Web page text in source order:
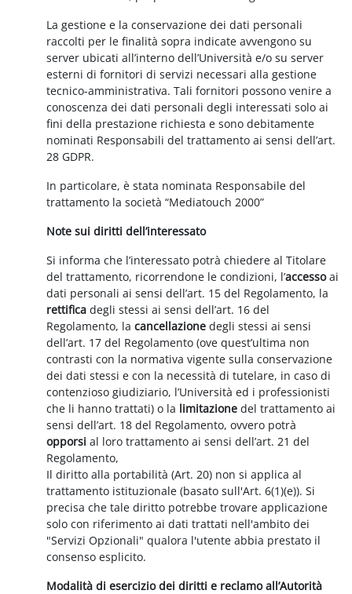
La gestione e la conservazione dei dati personali
raccolti per le finalità sopra indicate avvengono su
server ubicati all’interno dell’Università e/o su server
esterni di fornitori di servizi necessari alla gestione
tecnico-amministrativa. Tali fornitori possono venire a
conoscenza dei dati personali degli interessati solo ai
fini della prestazione richiesta e sono debitamente
nominati Responsabili del trattamento ai sensi dell’art.
28 GDPR.
In particolare, è stata nominata Responsabile del
trattamento la società “Mediatouch 2000”
Note sui diritti dell’interessato
Si informa che l’interessato potrà chiedere al Titolare
del trattamento, ricorrendone le condizioni, l’accessoai
dati personali ai sensi dell’art. 15 del Regolamento, la
rettificadegli stessi ai sensi dell’art. 16 del
Regolamento, lacancellazione degli stessi ai sensi
dell’art. 17 del Regolamento (ove quest’ultima non
contrasti con la normativa vigente sulla conservazione
dei dati stessi e con la necessità di tutelare, in caso di
contenzioso giudiziario, l’Università ed i professionisti
che li hanno trattati) o la limitazione del trattamento ai
sensi dell’art. 18 del Regolamento, ovvero potrà
opporsi al loro trattamento ai sensi dell’art. 21 del
Regolamento,
Il diritto alla portabilità (Art. 20) non si applica al
trattamento istituzionale (basato sull'Art. 6(1)(e)). Si
precisa che tale diritto potrebbe trovare applicazione
solo con riferimento ai dati trattati nell'ambito dei
"Servizi Opzionali" qualora l'utente abbia prestato il
consenso esplicito.
Modalità di esercizio dei diritti e reclamo all’Autorità